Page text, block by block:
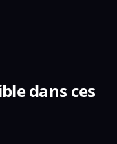
dans ces